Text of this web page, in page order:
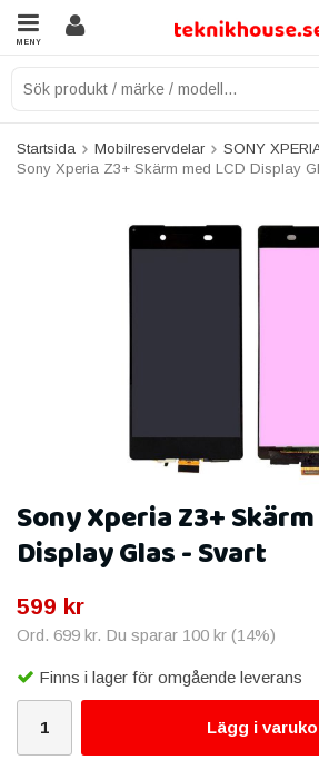
MENY
Startsida Mobilreservdelar SONY
Sony Xperia Z3+ Skärm med LCD Display
Sony Xperia Z3+
Display Glas - Svart
599 kr
Ord. 699 kr. Du sparar 100 kr (14%)
Finns i lager för omgående leverans
Lägg i